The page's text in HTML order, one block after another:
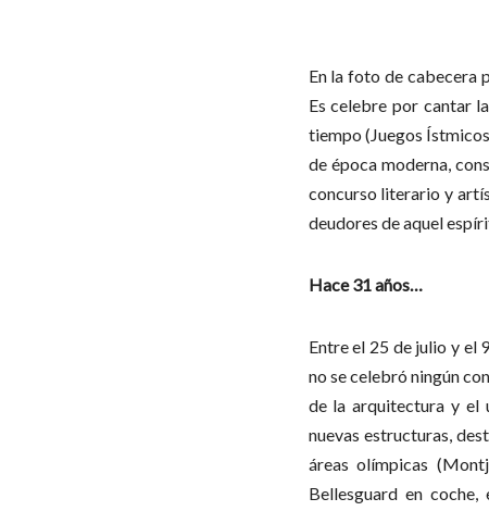
En la foto de cabecera
Es celebre por cantar
tiempo (Juegos
de época moderna,
concurso literario y
deudores de aquel
Hace 31 años…
Entre el 25 de julio y el
no se celebró ningún
de la arquitectura y el
nuevas estructuras,
áreas olímpicas
Bellesguard en